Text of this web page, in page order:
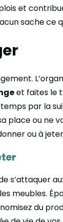
et
sache ce
et faites le
par la
place ou ne
ou à
s’attaquer
meubles.
du